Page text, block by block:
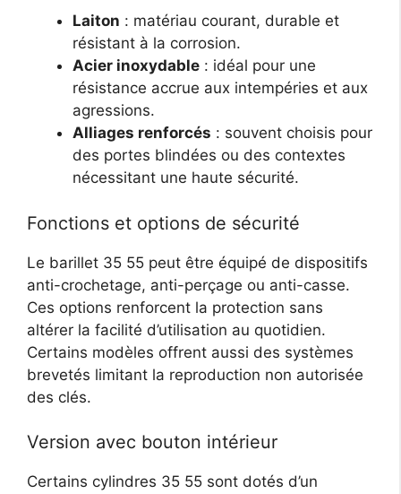
Laiton : matériau courant, durable et
résistant à la corrosion.
Acier inoxydable : idéal pour une
résistance accrue aux intempéries et aux
agressions.
Alliages renforcés : souvent choisis pour
des portes blindées ou des contextes
nécessitant une haute sécurité.
Fonctions et options de sécurité
Le barillet 35 55 peut être équipé de dispositifs
anti-crochetage, anti-perçage ou anti-casse.
Ces options renforcent la protection sans
altérer la facilité d’utilisation au quotidien.
Certains modèles offrent aussi des systèmes
brevetés limitant la reproduction non autorisée
des clés.
Version avec bouton intérieur
Certains cylindres 35 55 sont dotés d’un